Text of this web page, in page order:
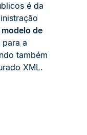
é da
de
a
também
XML.